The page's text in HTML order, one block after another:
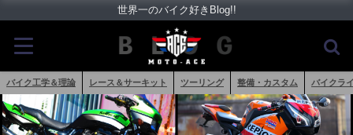
世界一のバイク好きBlog!!
バイク工学＆理論 レース＆サーキット ツーリング 整備・カスタム バイクラ